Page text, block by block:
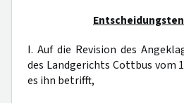
I. Auf die Revision des
des Landgerichts Cottbus vom
es ihn betrifft,